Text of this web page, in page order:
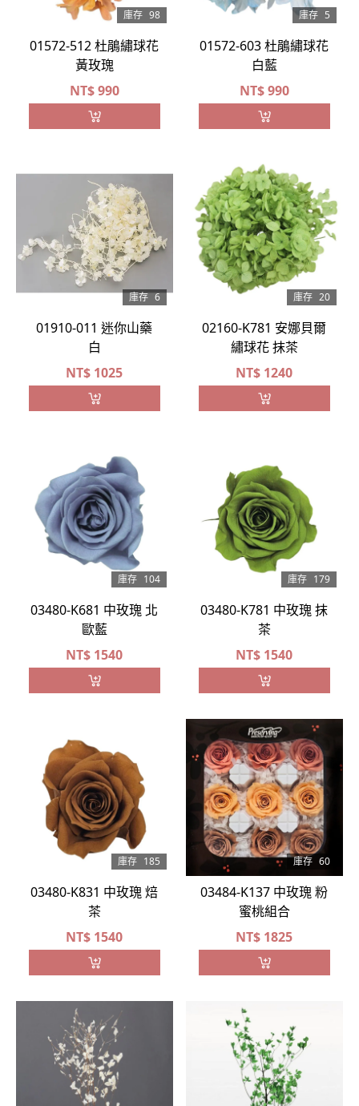
庫存 98
01572-512 杜鵑繡球花
黃玫瑰
NT$990
庫存 5
01572-603 杜鵑繡球花
白藍
NT$990
庫存 6
01910-011 迷你山藥
白
NT$ 1025
庫存 20
02160-K781 安娜貝爾
繡球花 抹茶
NT$ 1240
庫存 104
03480-K681 中玫瑰 北
歐藍
NT$ 1540
庫存 179
03480-K781 中玫瑰 抹
茶
NT$ 1540
庫存 185
03480-K831 中玫瑰 焙
茶
NT$ 1540
庫存 60
03484-K137 中玫瑰 粉
蜜桃組合
NT$ 1825